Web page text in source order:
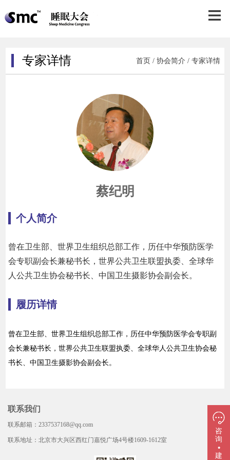
专家详情 首页 / 协会简介 / 专家详情
蔡纪明
个人简介
曾在卫生部、世界卫生组织总部工作，历任中华预防医学
会专职副会长兼秘书长，世界公共卫生联盟执委、全球华
人公共卫生协会秘书长、中国卫生摄影协会副会长。
履历详情
曾在卫生部、世界卫生组织总部工作，历任中华预防医学会专职副
会长兼秘书长，世界公共卫生联盟执委、全球华人公共卫生协会秘
书长、中国卫生摄影协会副会长。
联系我们
联系邮箱：2337537168@qq.com
联系地址：北京市大兴区西红门嘉悦广场4号楼1609-1612室
咨
询
·
建